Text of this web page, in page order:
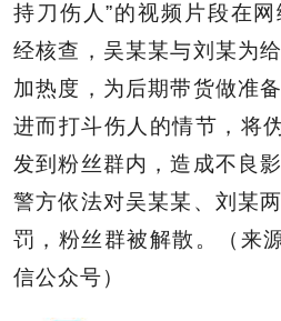
持刀伤人”的视频片段在网
经核查，吴某某与刘某为
加热度，为后期带货做准
进而打斗伤人的情节，将
发到粉丝群内，造成不良
警方依法对吴某某、刘某
罚，粉丝群被解散。（来
信公众号）